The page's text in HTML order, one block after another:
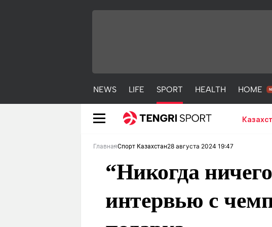
NEWS LIFE SPORT HEALTH HOME
ГлавнаяСпорт Казахстан28 августа 2024 19:47
“Никогда
интервью с